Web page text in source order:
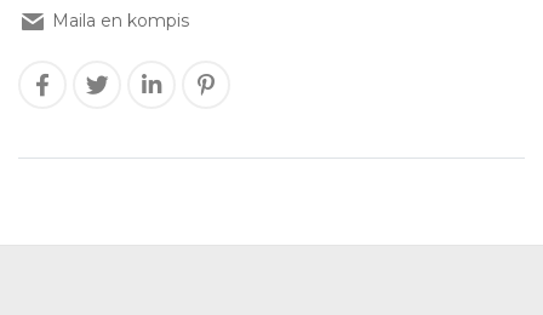
Maila en kompis